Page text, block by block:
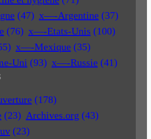
(47) x—-Argentine (37)
(76) x—-Etats-Unis (100)
x—-Mexique (35)
Uni (93) x—-Russie (41)
(178)
(23) Archives.org (43)
(23)